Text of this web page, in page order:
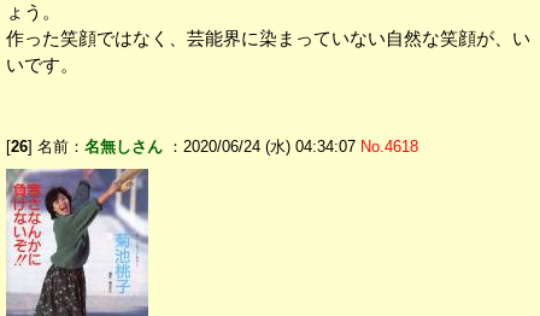
ょう。
作った笑顔ではなく、芸能界に染まっていない自然な笑顔が、い
いです。
[26] 名前： 名無しさん ：2020/06/24 (水) 04:34:07 No.4618